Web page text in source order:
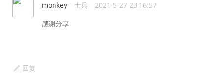
monkey 士兵 2021-5-27 23:16:57
感谢分享
回复